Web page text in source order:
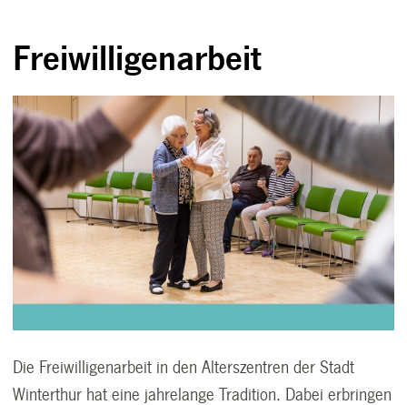
Freiwilligenarbeit
Die Freiwilligenarbeit in den Alterszentren der Stadt
Winterthur hat eine jahrelange Tradition. Dabei erbringen